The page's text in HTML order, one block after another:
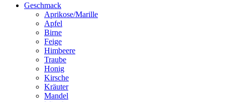
Geschmack
Aprikose/Marille
Apfel
Birne
Feige
Himbeere
Traube
Honig
Kirsche
Kräuter
Mandel